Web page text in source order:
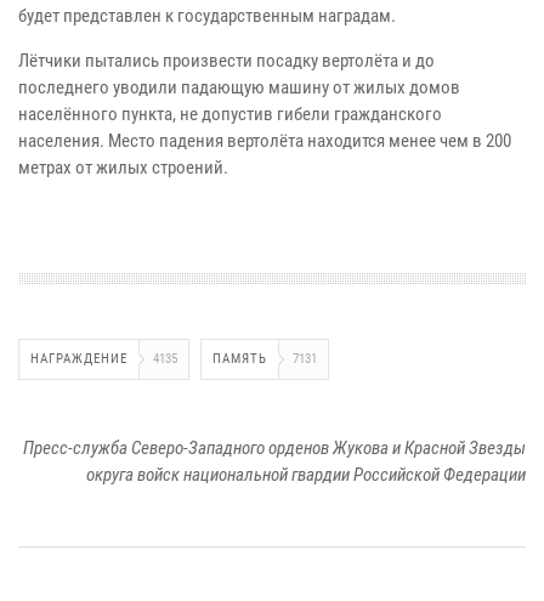
будет представлен к государственным наградам.
Лётчики пытались произвести посадку вертолёта и до
последнего уводили падающую машину от жилых домов
населённого пункта, не допустив гибели гражданского
населения. Место падения вертолёта находится менее чем в 200
метрах от жилых строений.
НАГРАЖДЕНИЕ 4135 ПАМЯТЬ 7131
Пресс-служба Северо-Западного орденов Жукова и Красной Звезды
округа войск национальной гвардии Российской Федерации